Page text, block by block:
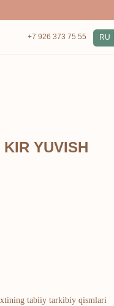
0
RU KZ
YUVISH
tabiiy tarkibiy qismlari